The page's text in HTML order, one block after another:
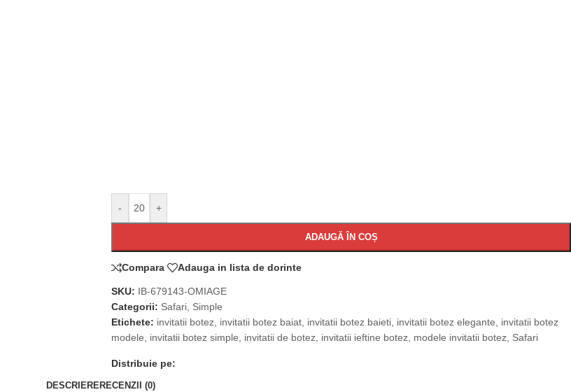
- +
ADAUGĂ ÎN COȘ
Compara Adauga in lista de dorinte
SKU: IB-679143-OMIAGE
Categorii: Safari Simple
Etichete: invitatii botez invitatii botez baiat invitatii botez baieti invitatii botez elegante
invitatii botez
modele
invitatii botez simple invitatii de botez invitatii ieftine botez modele invitatii botez Safari
Distribuie pe:
DESCRIERERECENZII (0)